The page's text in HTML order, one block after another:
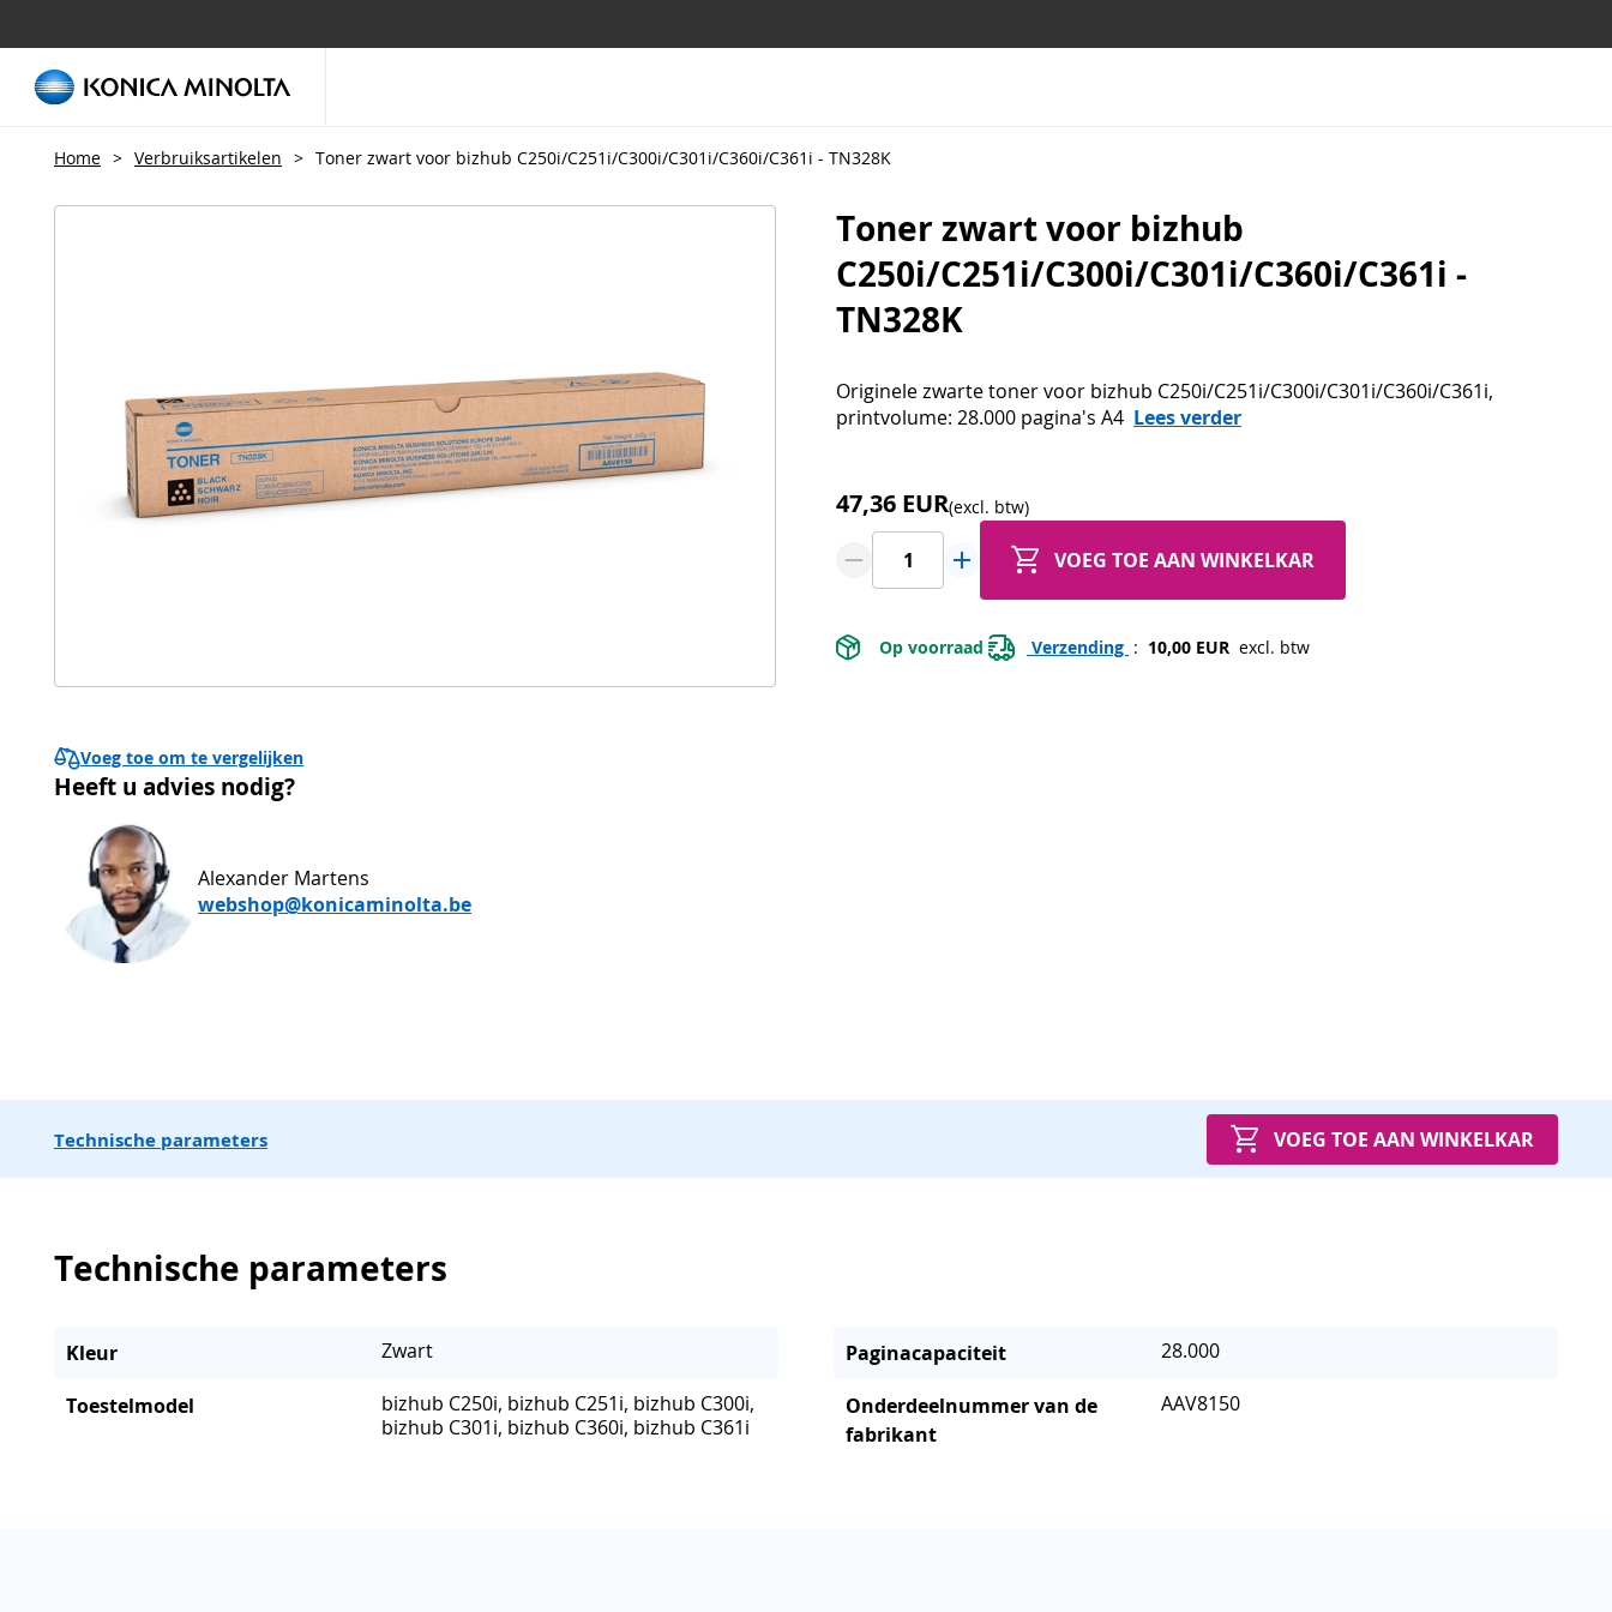
Home > Verbruiksartikelen > Toner zwart voor bizhub C250i/C251i/C300i/C301i/C360i/C361i - TN328K
Toner zwart voor bizhub
C250i/C251i/C300i/C301i/C360i/C361i -
TN328K
Originele zwarte toner voor bizhub C250i/C251i/C300i/C301i/C360i/C361i,
printvolume: 28.000 pagina's A4 Lees verder
47,36 EUR(excl. btw)
VOEG TOE AAN WINKELKAR
Op voorraad Verzending : 10,00 EUR excl. btw
Voeg toe om te vergelijken
Heeft u advies nodig?
Alexander Martens
webshop@konicaminolta.be
Technische parameters VOEG TOE AAN WINKELKAR
Technische parameters
Kleur Zwart Paginacapaciteit 28.000
Toestelmodel
bizhub C250i, bizhub C251i, bizhub C300i,
bizhub C301i, bizhub C360i, bizhub C361i
Onderdeelnummer van de
fabrikant
AAV8150